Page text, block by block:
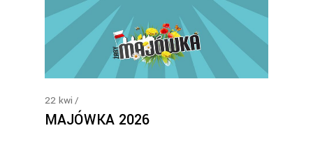
22 kwi
MAJÓWKA 2026